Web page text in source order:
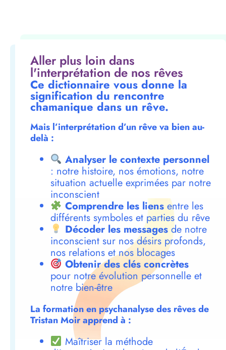
Aller plus loin dans
l'interprétation de nos rêves
Ce dictionnaire vous donne la
signification du rencontre
chamanique dans un rêve.
Mais l’interprétation d’un rêve va bien au-
delà :
Analyser le contexte personnel
: notre histoire, nos émotions, notre
situation actuelle exprimées par notre
inconscient
Comprendre les liensentre les
différents symboles et parties du rêve
Décoder les messagesde notre
inconscient sur nos désirs profonds,
nos relations et nos blocages
Obtenir des clés concrètes
pour notre évolution personnelle et
notre bien-être
La formation en psychanalyse des rêves de
Tristan Moir apprend à :
Maîtriser la méthode